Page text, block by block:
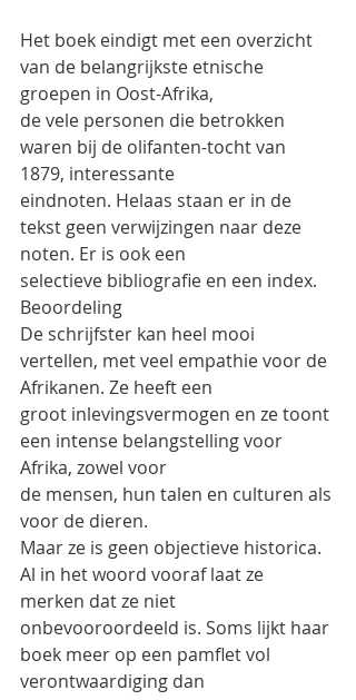
Het boek eindigt met een overzicht
van de belangrijkste etnische
groepen in Oost-Afrika,
de vele personen die betrokken
waren bij de olifanten-tocht van
1879, interessante
eindnoten. Helaas staan er in de
tekst geen verwijzingen naar deze
noten. Er is ook een
selectieve bibliografie en een index.
Beoordeling
De schrijfster kan heel mooi
vertellen, met veel empathie voor de
Afrikanen. Ze heeft een
groot inlevingsvermogen en ze toont
een intense belangstelling voor
Afrika, zowel voor
de mensen, hun talen en culturen als
voor de dieren.
Maar ze is geen objectieve historica.
Al in het woord vooraf laat ze
merken dat ze niet
onbevooroordeeld is. Soms lijkt haar
boek meer op een pamflet vol
verontwaardiging dan